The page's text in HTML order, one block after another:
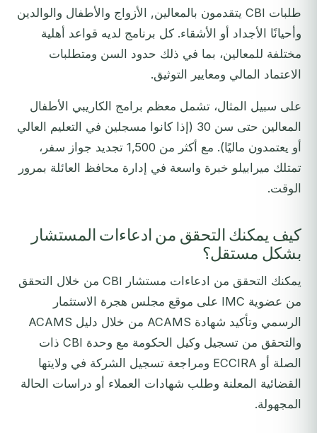
طلبات CBI يتقدمون بالمعالين, الأزواج والأطفال والوالدين
وأحيانًا الأجداد أو الأشقاء. كل برنامج لديه قواعد أهلية
مختلفة للمعالين، بما في ذلك حدود السن ومتطلبات
الاعتماد المالي ومعايير التوثيق.
على سبيل المثال، تشمل معظم برامج الكاريبي الأطفال
المعالين حتى سن 30 (إذا كانوا مسجلين في التعليم العالي
أو يعتمدون ماليًا). مع أكثر من 1,500 تجديد جواز سفر،
تمتلك ميرابيلو خبرة واسعة في إدارة محافظ العائلة بمرور
الوقت.
كيف يمكنك التحقق من ادعاءات المستشار
بشكل مستقل؟
يمكنك التحقق من ادعاءات مستشار CBI من خلال التحقق
من عضوية IMC على موقع مجلس هجرة الاستثمار
الرسمي وتأكيد شهادة ACAMS من خلال دليل ACAMS
والتحقق من تسجيل وكيل الحكومة مع وحدة CBI ذات
الصلة أو ECCIRA ومراجعة تسجيل الشركة في ولايتها
القضائية المعلنة وطلب شهادات العملاء أو دراسات الحالة
المجهولة.